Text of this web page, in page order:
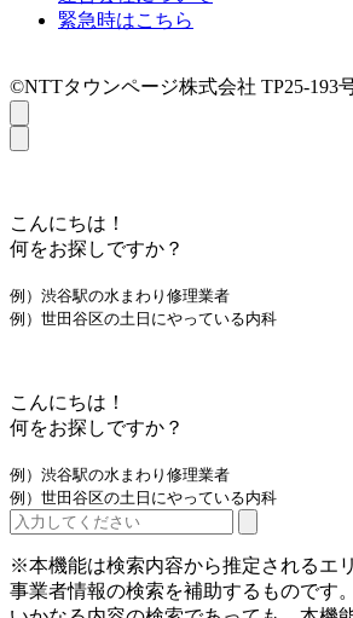
緊急時はこちら
©NTTタウンページ株式会社 TP25-193号
こんにちは！
何をお探しですか？
例）渋谷駅の水まわり修理業者
例）世田谷区の土日にやっている内科
こんにちは！
何をお探しですか？
例）渋谷駅の水まわり修理業者
例）世田谷区の土日にやっている内科
※本機能は検索内容から推定されるエ
事業者情報の検索を補助するものです。